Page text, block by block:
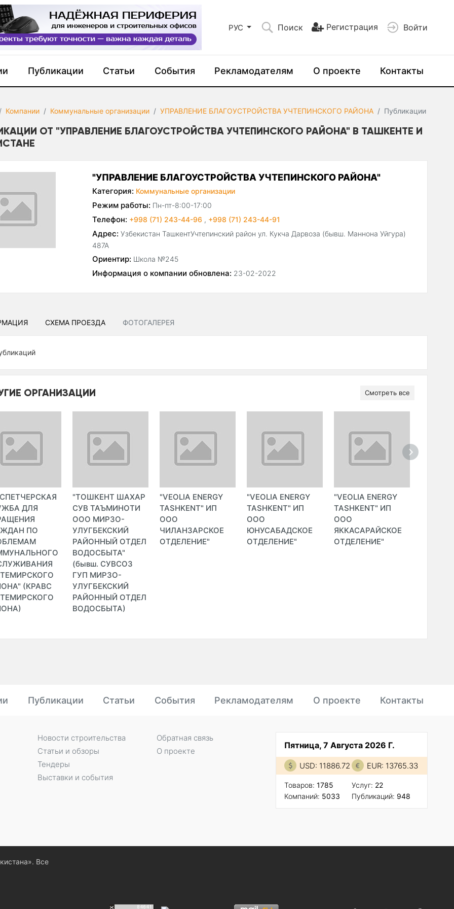
РУС Поиск Регистрация Войти
Публикации Статьи События Рекламодателям О проекте Контакты
Компании Коммунальные организации УПРАВЛЕНИЕ БЛАГОУСТРОЙСТВА УЧТЕПИНСКОГО РАЙОНА Публикации
ОТ "УПРАВЛЕНИЕ БЛАГОУСТРОЙСТВА УЧТЕПИНСКОГО РАЙОНА" В ТАШКЕНТЕ И
"УПРАВЛЕНИЕ БЛАГОУСТРОЙСТВА УЧТЕПИНСКОГО РАЙОНА"
Категория: Коммунальные организации
Режим работы: Пн-пт-8:00-17:00
Телефон: +998 (71) 243-44-96 , +998 (71) 243-44-91
Адрес: Узбекистан ТашкентУчтепинский район ул. Кукча Дарвоза (бывш. Маннона Уйгура)
487А
Ориентир: Школа №245
Информация о компании обновлена: 23-02-2022
СХЕМА ПРОЕЗДА ФОТОГАЛЕРЕЯ
ОРГАНИЗАЦИИ Смотреть все
ДЛЯ
ПО
(КРАВС
"ТОШКЕНТ ШАХАР
СУВ ТАЪМИНОТИ
ООО МИРЗО-
УЛУГБЕКСКИЙ
РАЙОННЫЙ ОТДЕЛ
ВОДОСБЫТА"
(бывш. СУВСОЗ
ГУП МИРЗО-
УЛУГБЕКСКИЙ
РАЙОННЫЙ ОТДЕЛ
ВОДОСБЫТА)
"VEOLIA ENERGY
TASHKENT" ИП
ООО
ЧИЛАНЗАРСКОЕ
ОТДЕЛЕНИЕ"
"VEOLIA ENERGY
TASHKENT" ИП
ООО
ЮНУСАБАДСКОЕ
ОТДЕЛЕНИЕ"
"VEOLIA ENERGY
TASHKENT" ИП
ООО
ЯККАСАРАЙСКОЕ
ОТДЕЛЕНИЕ"
Публикации Статьи События Рекламодателям О проекте Контакты
Пятница, 7 Августа 2026 Г.
USD: 11886.72 EUR: 13765.33
Товаров: 1785
Компаний: 5033
Услуг: 22
Публикаций: 948
Новости строительства
Статьи и обзоры
Тендеры
Выставки и события
Обратная связь
О проекте
Все